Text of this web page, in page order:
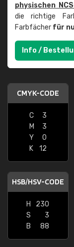
physischen
die richtige
Farbfächer für
Info /
CMYK-CODE
C
3
M
3
Y
0
K
12
HSB/HSV-CODE
H
230
S
3
B
88